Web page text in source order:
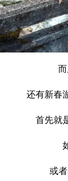
还有新春
首先就
或